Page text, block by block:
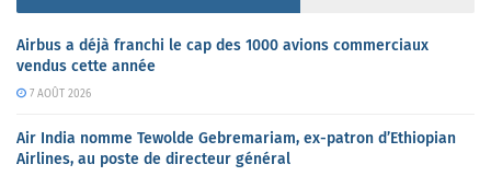
Airbus a déjà franchi le cap des 1000 avions commerciaux
vendus cette année
7 AOÛT 2026
Air India nomme Tewolde Gebremariam, ex-patron d’Ethiopian
Airlines, au poste de directeur général